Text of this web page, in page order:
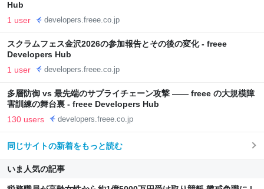
Hub
1 user developers.freee.co.jp
スクラムフェス金沢2026の参加報告とその後の変化 - freee
Developers Hub
1 user developers.freee.co.jp
多層防御 vs 最先端のサプライチェーン攻撃 ―― freee の大規模障
害訓練の舞台裏 - freee Developers Hub
130 users developers.freee.co.jp
同じサイトの新着をもっと読む
いま人気の記事